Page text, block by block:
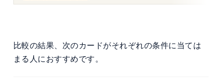
比較の結果、次のカードがそれぞれの条件に当ては
まる人におすすめです。